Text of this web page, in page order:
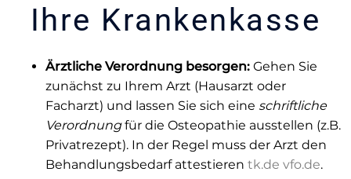
Ihre Krankenkasse
Ärztliche Verordnung besorgen: Gehen Sie
zunächst zu Ihrem Arzt (Hausarzt oder
Facharzt) und lassen Sie sich eine schriftliche
Verordnungfür die Osteopathie ausstellen (z.B.
Privatrezept). In der Regel muss der Arzt den
Behandlungsbedarf attestieren tk.de vfo.de.